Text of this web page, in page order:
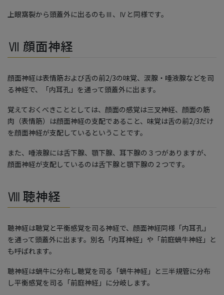
上眼窩裂から頭蓋外に出るのもⅢ、Ⅳと同様です。
Ⅶ 顔面神経
顔面神経は表情筋および舌の前2/3の味覚、涙腺・唾液腺などを司
る神経で、「内耳孔」を通って頭蓋外に出ます。
覚えておくべきこととしては、顔面の感覚は三叉神経、顔面の筋
肉（表情筋）は顔面神経の支配であること、味覚は舌の前2/3だけ
を顔面神経が支配しているということです。
また、唾液腺には舌下腺、顎下腺、耳下腺の３つがありますが、
顔面神経が支配しているのは舌下腺と顎下腺の２つです。
Ⅷ 聴神経
聴神経は聴覚と平衡感覚を司る神経で、顔面神経同様「内耳孔」
を通って頭蓋外に出ます。別名「内耳神経」や「前庭蝸牛神経」と
も呼ばれます。
聴神経は蝸牛に分布し聴覚を司る「蝸牛神経」と三半規管に分布
し平衡感覚を司る「前庭神経」に分岐します。